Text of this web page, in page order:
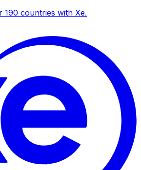
190 countries with Xe.